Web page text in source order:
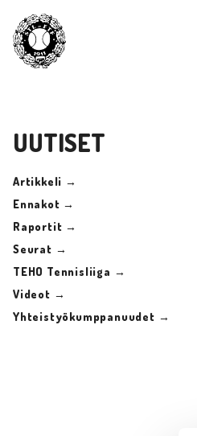
UUTISET
Artikkeli →
Ennakot →
Raportit →
Seurat →
TEHO Tennisliiga →
Videot →
Yhteistyökumppanuudet →